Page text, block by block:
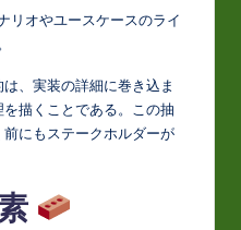
リオやユースケースのライ
、実装の詳細に巻き込ま
描くことである。この抽
にもステークホルダーが